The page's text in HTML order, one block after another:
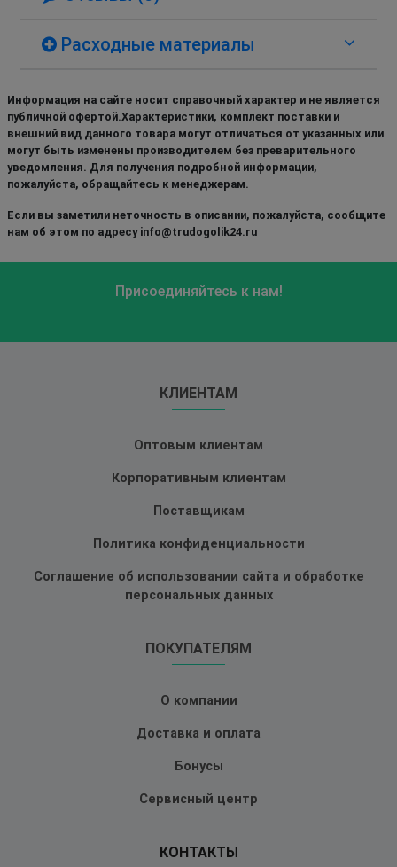
Расходные материалы
Информация на сайте носит справочный характер и не является
публичной офертой.Характеристики, комплект поставки и
внешний вид данного товара могут отличаться от указанных или
могут быть изменены производителем без преварительного
уведомления. Для получения подробной информации,
пожалуйста, обращайтесь к менеджерам.
Если вы заметили неточность в описании, пожалуйста, сообщите
нам об этом по адресу info@trudogolik24.ru
Присоединяйтесь к нам!
КЛИЕНТАМ
Оптовым клиентам
Корпоративным клиентам
Поставщикам
Политика конфиденциальности
Соглашение об использовании сайта и обработке
персональных данных
ПОКУПАТЕЛЯМ
О компании
Доставка и оплата
Бонусы
Сервисный центр
КОНТАКТЫ